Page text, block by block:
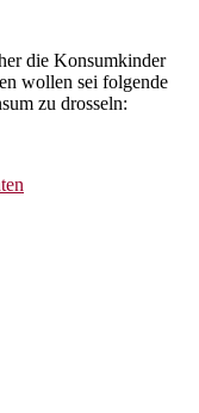
die Konsumkinder
wollen sei folgende
zu drosseln: